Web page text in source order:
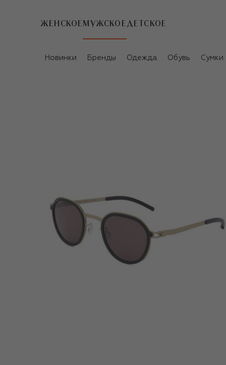
ЖЕНСКОЕ МУЖСКОЕ ДЕТСКОЕ
Новинки Бренды Одежда Обувь Сумки